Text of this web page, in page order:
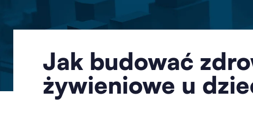
Jak budować
żywieniowe u